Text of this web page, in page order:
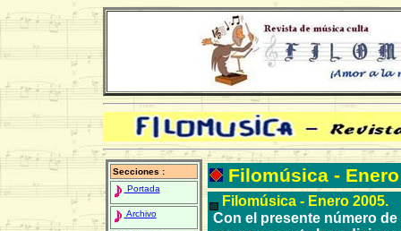
Secciones :
Portada
Archivo
Filomúsica - Enero
Filomúsica - Enero 2005.
Con el presente número